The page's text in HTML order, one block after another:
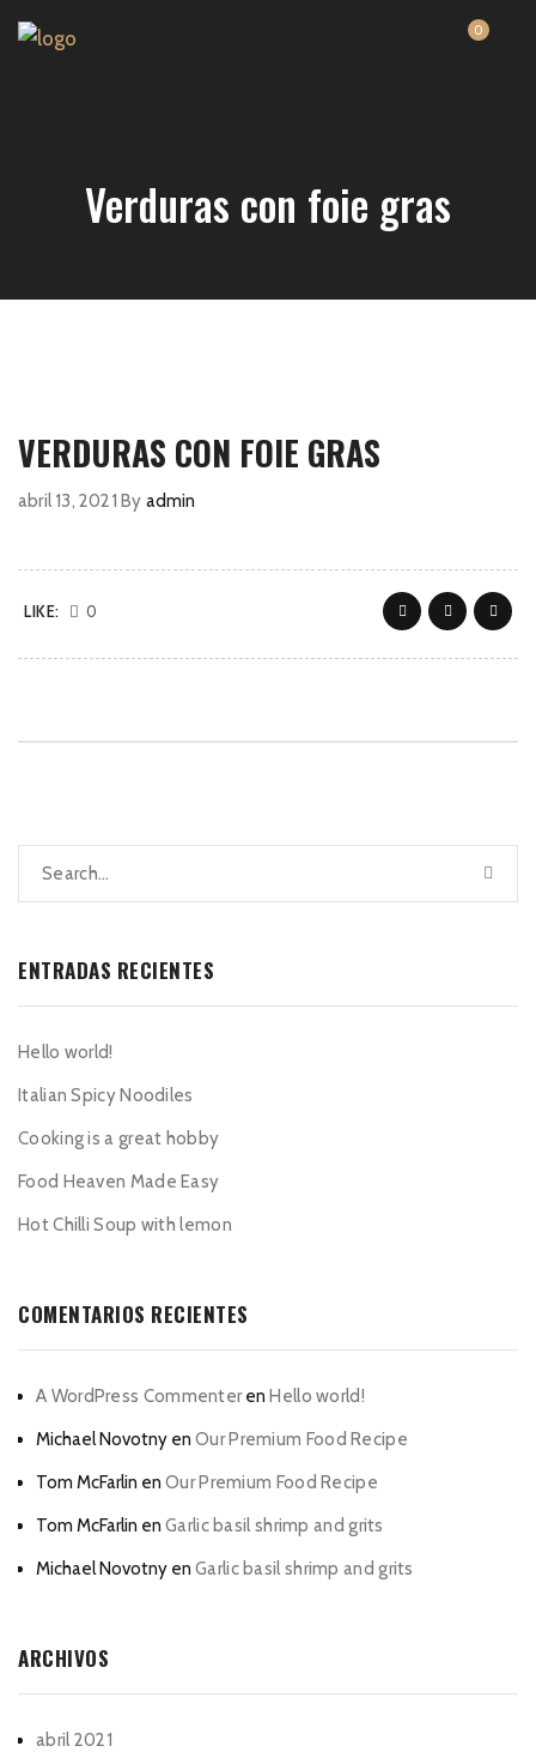
0
Verduras con foie gras
VERDURAS CON FOIE GRAS
abril 13, 2021 By admin
LIKE: 0
ENTRADAS RECIENTES
Hello world!
Italian Spicy Noodiles
Cooking is a great hobby
Food Heaven Made Easy
Hot Chilli Soup with lemon
COMENTARIOS RECIENTES
A WordPress CommenterenHello world!
Michael Novotny en Our Premium Food Recipe
Tom McFarlin en Our Premium Food Recipe
Tom McFarlin en Garlic basil shrimp and grits
Michael Novotny en Garlic basil shrimp and grits
ARCHIVOS
abril 2021